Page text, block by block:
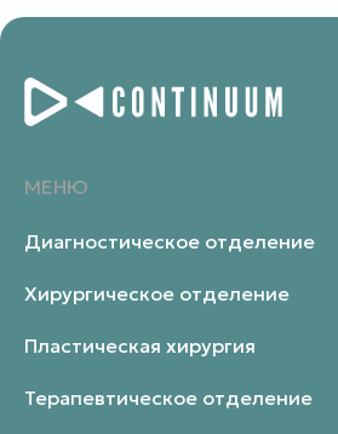
МЕНЮ
Диагностическое отделение
Хирургическое отделение
Пластическая хирургия
Терапевтическое отделение